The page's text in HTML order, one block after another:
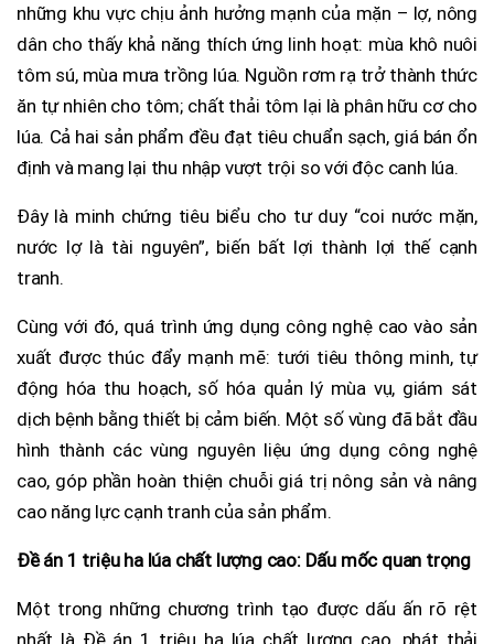
những khu vực chịu ảnh hưởng mạnh của mặn – lợ, nông
dân cho thấy khả năng thích ứng linh hoạt: mùa khô nuôi
tôm sú, mùa mưa trồng lúa. Nguồn rơm rạ trở thành thức
ăn tự nhiên cho tôm; chất thải tôm lại là phân hữu cơ cho
lúa. Cả hai sản phẩm đều đạt tiêu chuẩn sạch, giá bán ổn
định và mang lại thu nhập vượt trội so với độc canh lúa.
Đây là minh chứng tiêu biểu cho tư duy “coi nước mặn,
nước lợ là tài nguyên”, biến bất lợi thành lợi thế cạnh
tranh.
Cùng với đó, quá trình ứng dụng công nghệ cao vào sản
xuất được thúc đẩy mạnh mẽ: tưới tiêu thông minh, tự
động hóa thu hoạch, số hóa quản lý mùa vụ, giám sát
dịch bệnh bằng thiết bị cảm biến. Một số vùng đã bắt đầu
hình thành các vùng nguyên liệu ứng dụng công nghệ
cao, góp phần hoàn thiện chuỗi giá trị nông sản và nâng
cao năng lực cạnh tranh của sản phẩm.
Đề án 1 triệu ha lúa chất lượng cao: Dấu mốc quan trọng
Một trong những chương trình tạo được dấu ấn rõ rệt
nhất là Đề án 1 triệu ha lúa chất lượng cao, phát thải